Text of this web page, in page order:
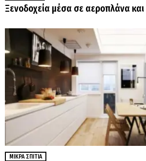
Ξενοδοχεία μέσα σε αεροπλάνα και
ΜΙΚΡΆ ΣΠΊΤΙΑ